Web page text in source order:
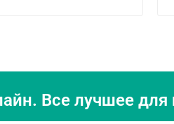
Все лучшее для